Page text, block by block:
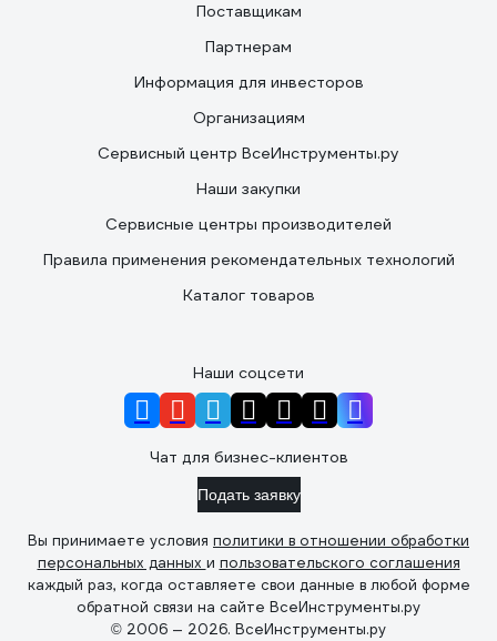
Поставщикам
Партнерам
Информация для инвесторов
Организациям
Сервисный центр ВсеИнструменты.ру
Наши закупки
Сервисные центры производителей
Правила применения рекомендательных технологий
Каталог товаров
Наши соцсети
Чат для бизнес-клиентов
Подать заявку
Вы принимаете условия политики в отношении обработки
персональных данных и пользовательского соглашения
каждый раз, когда оставляете свои данные в любой форме
обратной связи на сайте ВсеИнструменты.ру
© 2006 — 2026. ВсеИнструменты.ру